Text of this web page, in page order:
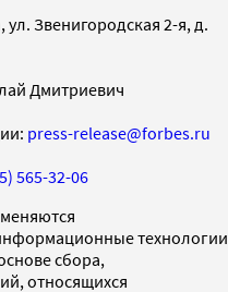
Звенигородская 2-я, д.
Дмитриевич
press-release@forbes.ru
565-32-06
технологии
сбора,
относящихся